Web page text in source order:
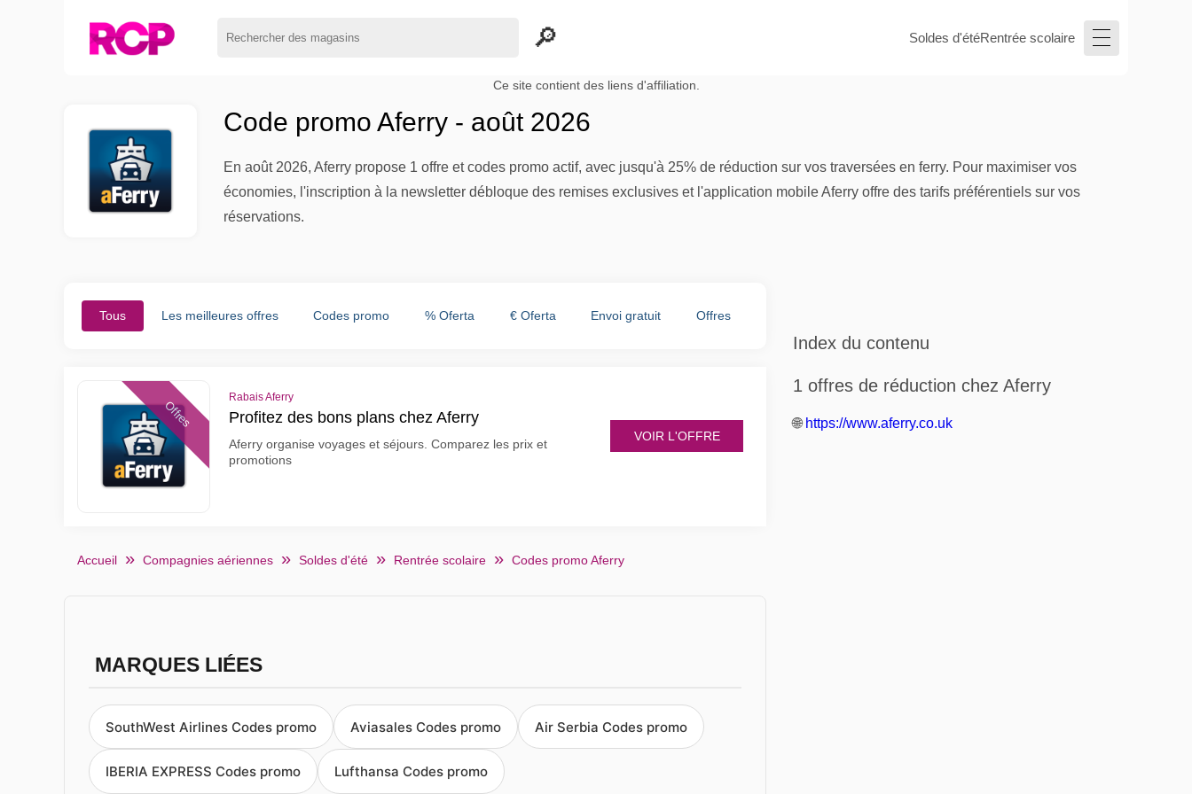
Soldes d'étéRentrée scolaire
Ce site contient des liens d'affiliation.
Code promo Aferry - août 2026
En août 2026, Aferry propose 1 offre et codes promo actif, avec jusqu'à 25% de réduction sur vos traversées en ferry. Pour maximiser vos
économies, l'inscription à la newsletter débloque des remises exclusives et l'application mobile Aferry offre des tarifs préférentiels sur vos
réservations.
Tous Les meilleures offres Codes promo % Oferta € Oferta Envoi gratuit Offres
Offres
Rabais Aferry
Profitez des bons plans chez Aferry
Aferry organise voyages et séjours. Comparez les prix et
promotions
VOIR L'OFFRE
Accueil Compagnies aériennes Soldes d'été Rentrée scolaire Codes promo Aferry
MARQUES LIÉES
SouthWest Airlines Codes promo Aviasales Codes promo Air Serbia Codes promo
IBERIA EXPRESS Codes promo Lufthansa Codes promo
Index du contenu
1 offres de réduction chez Aferry
🌐 https://www.aferry.co.uk